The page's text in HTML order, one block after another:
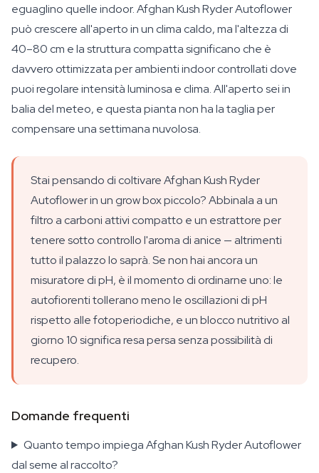
eguaglino quelle indoor. Afghan Kush Ryder Autoflower
può crescere all'aperto in un clima caldo, ma l'altezza di
40–80 cm e la struttura compatta significano che è
davvero ottimizzata per ambienti indoor controllati dove
puoi regolare intensità luminosa e clima. All'aperto sei in
balia del meteo, e questa pianta non ha la taglia per
compensare una settimana nuvolosa.
Stai pensando di coltivare Afghan Kush Ryder
Autoflower in un grow box piccolo? Abbinala a un
filtro a carboni attivi compatto e un estrattore per
tenere sotto controllo l'aroma di anice — altrimenti
tutto il palazzo lo saprà. Se non hai ancora un
misuratore di pH, è il momento di ordinarne uno: le
autofiorenti tollerano meno le oscillazioni di pH
rispetto alle fotoperiodiche, e un blocco nutritivo al
giorno 10 significa resa persa senza possibilità di
recupero.
Domande frequenti
Quanto tempo impiega Afghan Kush Ryder Autoflower
dal seme al raccolto?